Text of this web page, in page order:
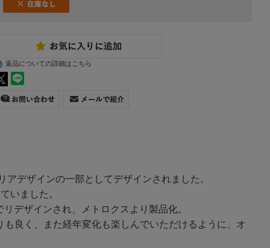
返品についての詳細はこちら
デザインの一部としてデザインされました。
いました。
デザインされ、メトロクスより製品化。
良く、また経年変化も楽しんでいただけるように、オ